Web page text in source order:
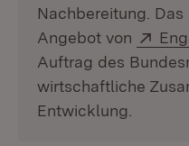
Nachbereitung.
Angebot von
Auftrag des
wirtschaftliche
Entwicklung.